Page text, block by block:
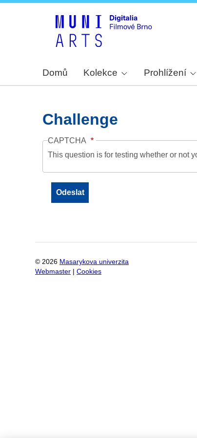
Domů Kolekce Prohlížení
Challenge
CAPTCHA
This question is for testing whether or not
© 2026 Masarykova univerzita
Webmaster
Cookies